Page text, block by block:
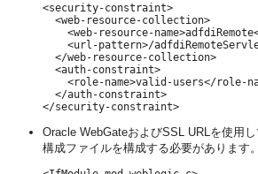
<security-constraint>
  <web-resource-collection>
<web-resource-
<url-pattern>/
  </web-resource-collection>
  <auth-constraint>
<role-name>valid-users</role-
  </auth-constraint>
Oracle WebGateおよびSSL URLを使用
構成ファイルを構成する必要があります。